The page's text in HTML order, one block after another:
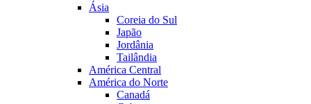
Ásia
Coreia do Sul
Japão
Jordânia
Tailândia
América Central
América do Norte
Canadá